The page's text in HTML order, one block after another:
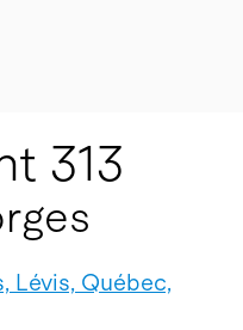
313
Lévis, Québec,